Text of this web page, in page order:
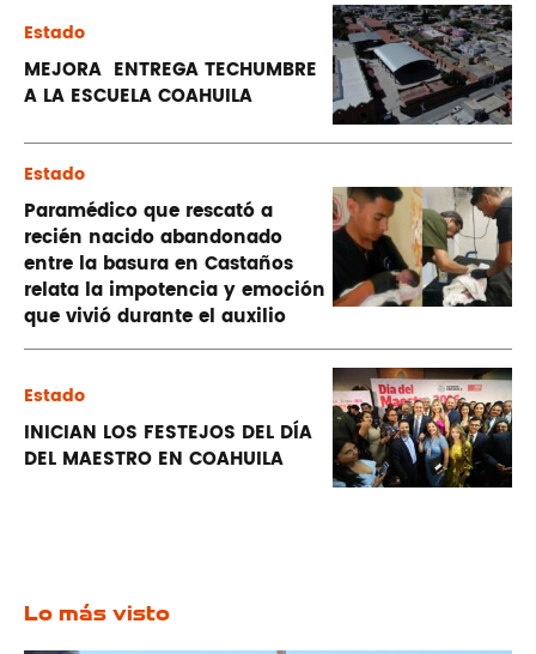
Estado
MEJORA ENTREGA TECHUMBRE
A LA ESCUELA COAHUILA
Estado
Paramédico que rescató a
recién nacido abandonado
entre la basura en Castaños
relata la impotencia y emoción
que vivió durante el auxilio
Estado
INICIAN LOS FESTEJOS DEL DÍA
DEL MAESTRO EN COAHUILA
Lo más visto